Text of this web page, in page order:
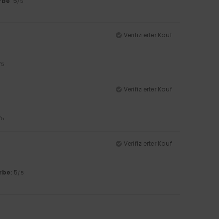
/5
Verifizierter Kauf
Verifizierter Kauf
Verifizierter Kauf
: 5/5